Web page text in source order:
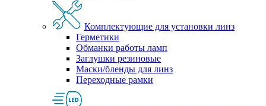
Комплектующие для установки линз
Герметики
Обманки работы ламп
Заглушки резиновые
Маски/бленды для линз
Переходные рамки